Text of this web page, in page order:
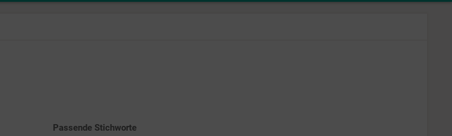
Passende Stichworte